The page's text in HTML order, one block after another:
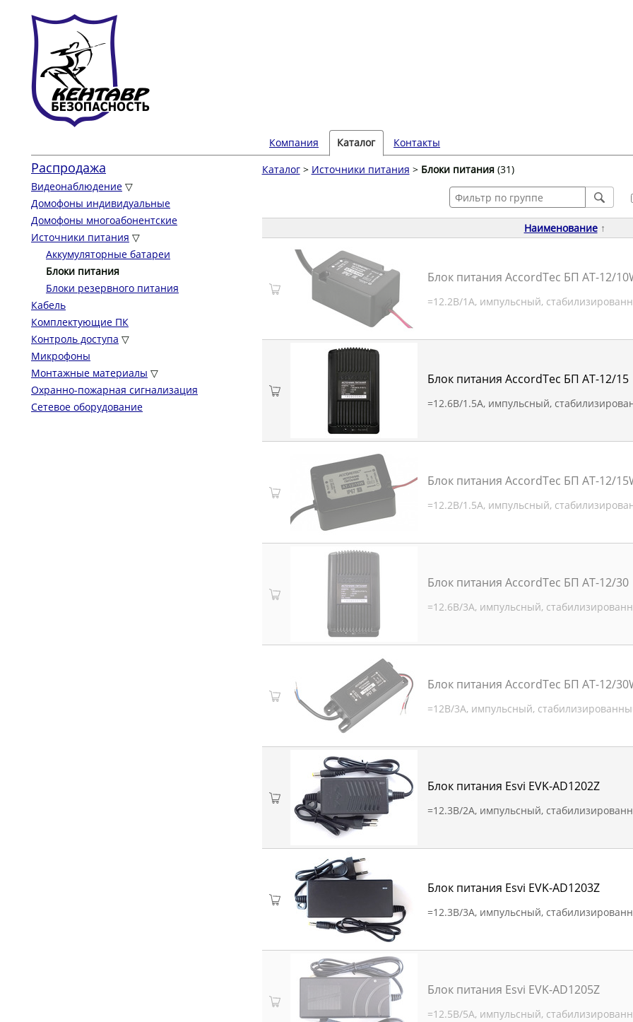
Компания Каталог Контакты
Распродажа
Видеонаблюдение ▽
Домофоны индивидуальные
Домофоны многоабонентские
Источники питания ▽
Аккумуляторные батареи
Блоки питания
Блоки резервного питания
Кабель
Комплектующие ПК
Контроль доступа ▽
Микрофоны
Монтажные материалы ▽
Охранно-пожарная сигнализация
Сетевое оборудование
Каталог> Источники питания > Блоки питания(31)
Наименование↑
Блок питания AccordTec БП АТ-12/
=12.2В/1А, импульсный,
Блок питания AccordTec БП АТ-12/15
=12.6В/1.5А, импульсный,
Блок питания AccordTec БП АТ-12/
=12.2В/1.5А, импульсный,
Блок питания AccordTec БП АТ-12/30
=12.6В/3А, импульсный,
Блок питания AccordTec БП АТ-12/
=12В/3А, импульсный,
Блок питания Esvi EVK-AD1202Z
=12.3В/2А, импульсный,
Блок питания Esvi EVK-AD1203Z
=12.3В/3А, импульсный,
Блок питания Esvi EVK-AD1205Z
=12.5В/5А, импульсный,